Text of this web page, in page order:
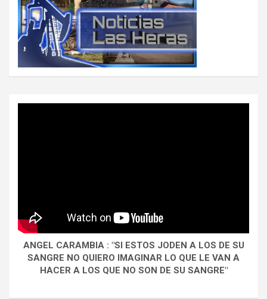
ANGEL CARAMBIA : "SI ESTOS JODEN A LOS DE SU
SANGRE NO QUIERO IMAGINAR LO QUE LE VAN A
HACER A LOS QUE NO SON DE SU SANGRE"